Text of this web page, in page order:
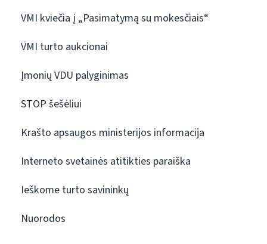
VMI kviečia į „Pasimatymą su mokesčiais“
VMI turto aukcionai
Įmonių VDU palyginimas
STOP šešėliui
Krašto apsaugos ministerijos informacija
Interneto svetainės atitikties paraiška
Ieškome turto savininkų
Nuorodos